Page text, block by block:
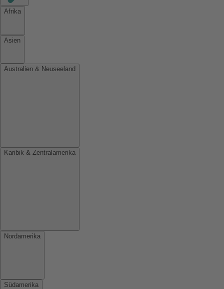
Afrika
Asien
Australien & Neuseeland
Karibik & Zentralamerika
Nordamerika
Südamerika